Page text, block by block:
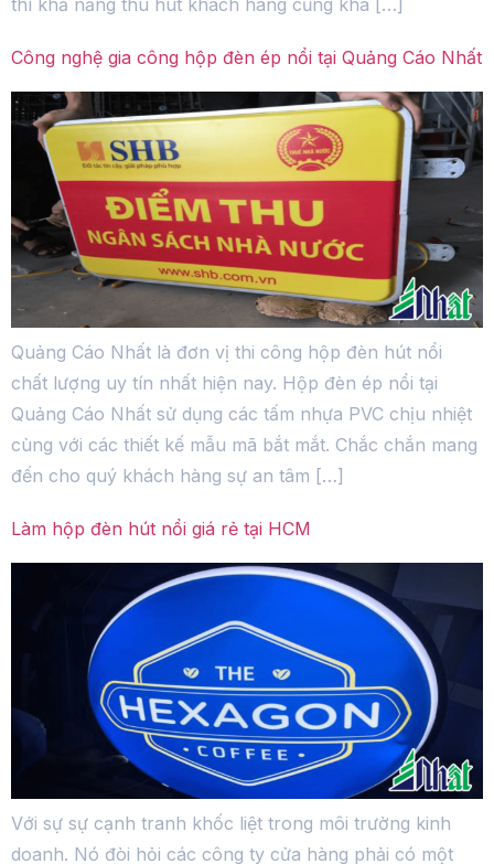
Công nghệ gia công hộp đèn ép nổi tại Quảng Cáo Nhất
Quảng Cáo Nhất là đơn vị thi công hộp đèn hút nổi
chất lượng uy tín nhất hiện nay. Hộp đèn ép nổi tại
Quảng Cáo Nhất sử dụng các tấm nhựa PVC chịu nhiệt
cùng với các thiết kế mẫu mã bắt mắt. Chắc chắn mang
đến cho quý khách hàng sự an tâm […]
Làm hộp đèn hút nổi giá rẻ tại HCM
Với sự sự cạnh tranh khốc liệt trong môi trường kinh
doanh. Nó đòi hỏi các công ty cửa hàng phải có một